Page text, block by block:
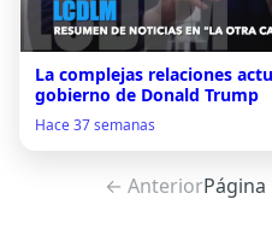
La complejas relaciones
gobierno de Donald Trump
Hace 37 semanas
← AnteriorPágina